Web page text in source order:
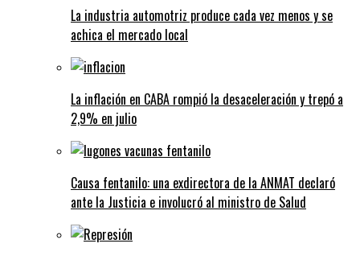
La industria automotriz produce cada vez menos y se
achica el mercado local
La inflación en CABA rompió la desaceleración y trepó a
2,9% en julio
Causa fentanilo: una exdirectora de la ANMAT declaró
ante la Justicia e involucró al ministro de Salud